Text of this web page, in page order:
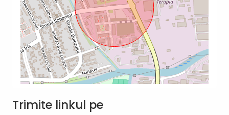
Trimite linkul pe